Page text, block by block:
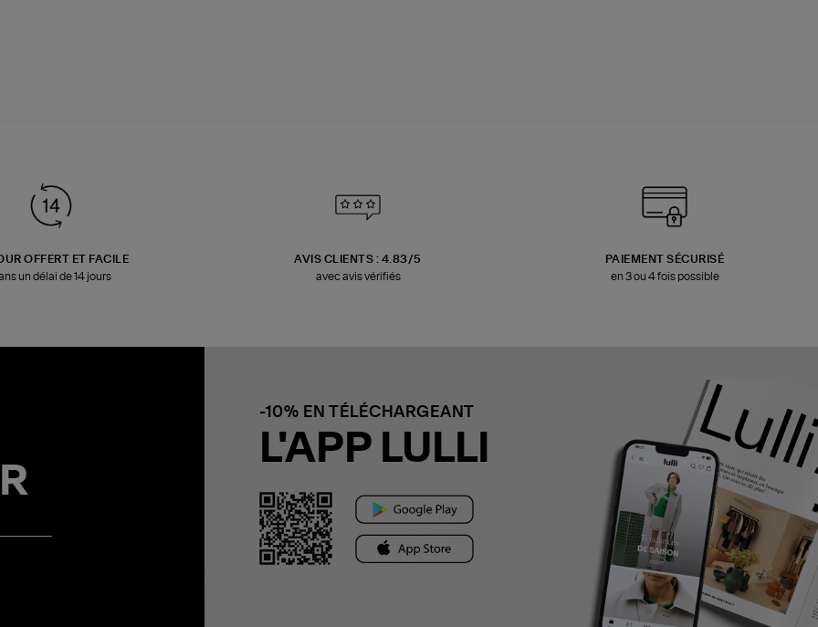
OFFERT ET FACILE
un délai de 14 jours
AVIS CLIENTS : 4.83/5
avec avis vérifiés
PAIEMENT SÉCURISÉ
en 3 ou 4 fois possible
-10% EN TÉLÉCHARGEANT
L'APP LULLI